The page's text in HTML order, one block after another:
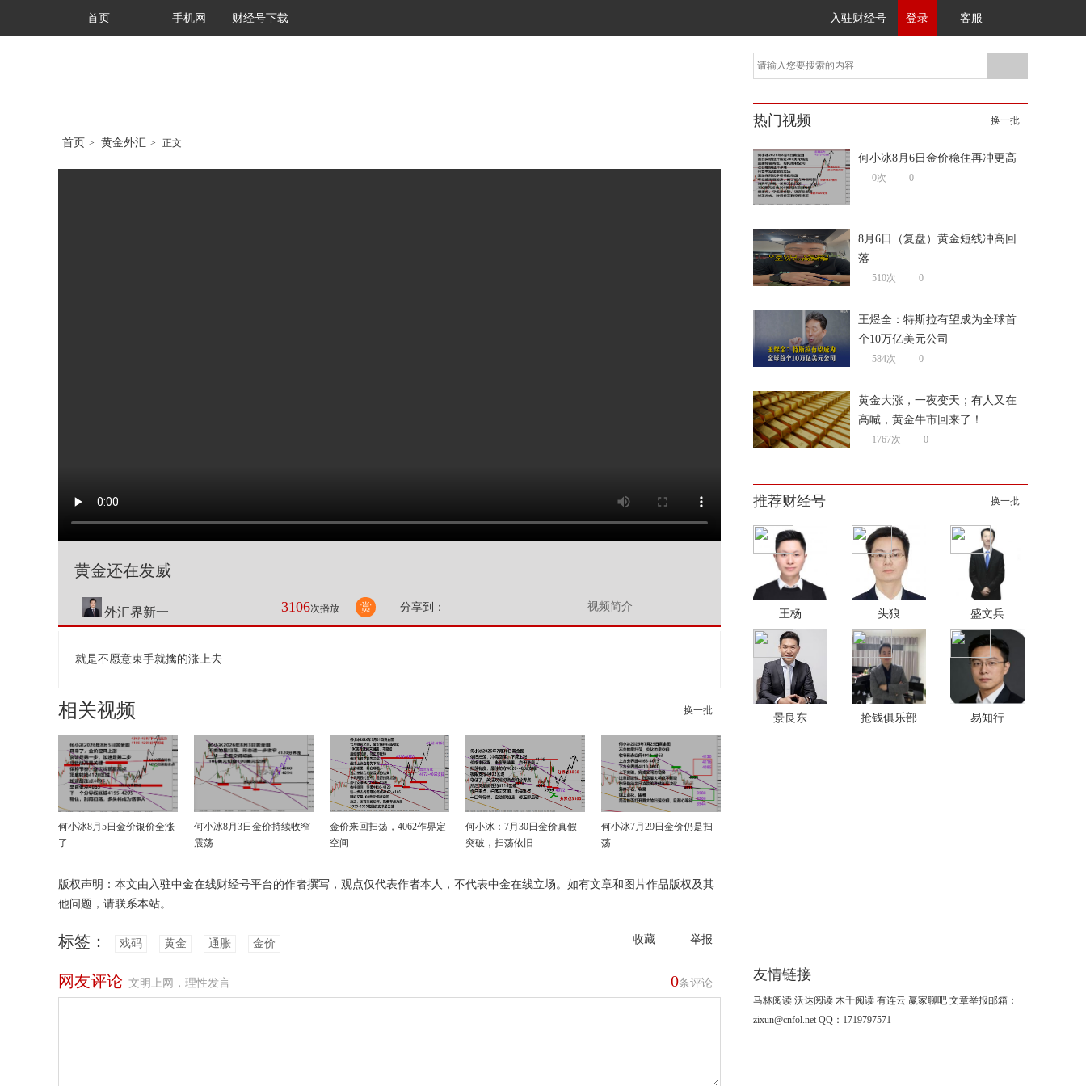
首页 手机网 财经号下载 入驻财经号 登录 客服
首页 > 黄金外汇 > 正文
黄金还在发威
外汇界新一 3106次播放 赏 分享到： 视频简介
就是不愿意束手就擒的涨上去
相关视频 换一批
何小冰8月5日金价银价全涨
了
何小冰8月3日金价持续收窄
震荡
金价来回扫荡，4062作界定
空间
何小冰：7月30日金价真假
突破，扫荡依旧
何小冰7月29日金价仍是扫
荡
版权声明：本文由入驻中金在线财经号平台的作者撰写，观点仅代表作者本人，不代表中金在线立场。如有文章和图片作品版权及其
他问题，请联系本站。
收藏 举报
标签： 戏码 黄金 通胀 金价
0条评论
网友评论 文明上网，理性发言
热门视频 换一批
何小冰8月6日金价稳住再冲更高
0次 0
8月6日（复盘）黄金短线冲高回
落
510次 0
王煜全：特斯拉有望成为全球首
个10万亿美元公司
584次 0
黄金大涨，一夜变天；有人又在
高喊，黄金牛市回来了！
1767次 0
推荐财经号 换一批
王杨 头狼 盛文兵
景良东 抢钱俱乐部 易知行
友情链接
马林阅读 沃达阅读 木千阅读 有连云 赢家聊吧 文章举报邮箱：
zixun@cnfol.net QQ：1719797571